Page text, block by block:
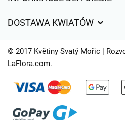
Czasy dostawy kwiatów –
DOSTAWA KWIATÓW
Gdzie dostarczamy kwiaty
Kontakt
© 2017 Květiny Svatý Mořic |
LaFlora.com.